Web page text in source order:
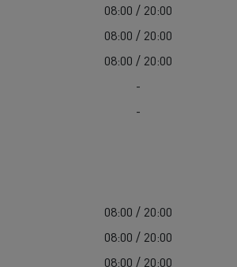
08:00 / 20:00
08:00 / 20:00
08:00 / 20:00
-
-
08:00 / 20:00
08:00 / 20:00
08:00 / 20:00